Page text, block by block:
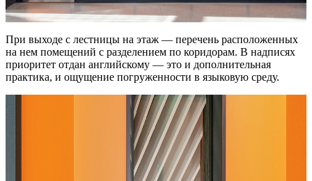
При выходе с лестницы на этаж — перечень расположенных
на нем помещений с разделением по коридорам. В надписях
приоритет отдан английскому — это и дополнительная
практика, и ощущение погруженности в языковую среду.